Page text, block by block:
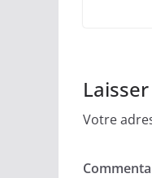
Votre